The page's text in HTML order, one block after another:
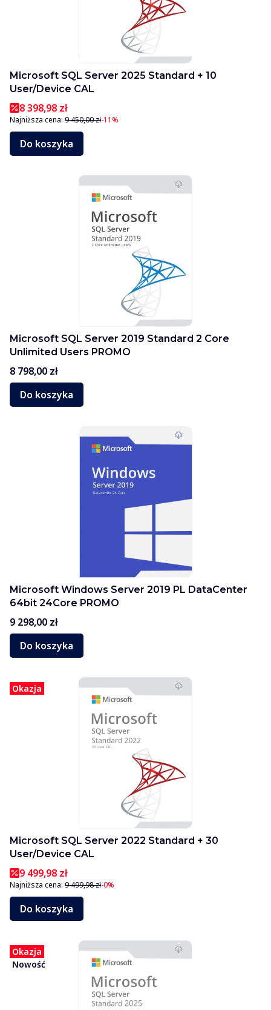
Microsoft SQL Server 2025 Standard + 10
User/Device CAL
8 398,98 zł
Najniższa cena: 9 450,00 zł-11%
Do koszyka
Microsoft SQL Server 2019 Standard 2 Core
Unlimited Users PROMO
Cena
8 798,00 zł
Do koszyka
Microsoft Windows Server 2019 PL DataCenter
64bit 24Core PROMO
Cena
9 298,00 zł
Do koszyka
Okazja
Microsoft SQL Server 2022 Standard + 30
User/Device CAL
9 499,98 zł
Najniższa cena: 9 499,98 zł-0%
Do koszyka
Okazja
Nowość